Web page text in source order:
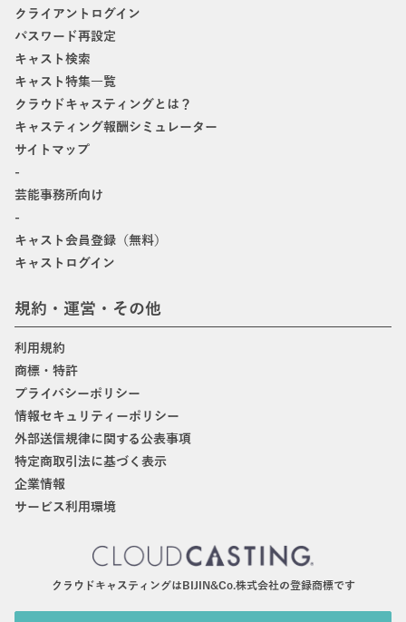
クライアントログイン
パスワード再設定
キャスト検索
キャスト特集一覧
クラウドキャスティングとは？
キャスティング報酬シミュレーター
サイトマップ
-
芸能事務所向け
-
キャスト会員登録（無料）
キャストログイン
規約・運営・その他
利用規約
商標・特許
プライバシーポリシー
情報セキュリティーポリシー
外部送信規律に関する公表事項
特定商取引法に基づく表示
企業情報
サービス利用環境
クラウドキャスティングはBIJIN&Co.株式会社の登録商標です